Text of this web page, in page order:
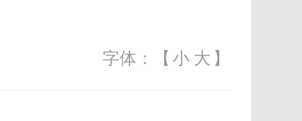
字体：【 小 大 】